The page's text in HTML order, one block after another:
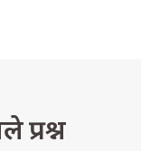
प्रश्न